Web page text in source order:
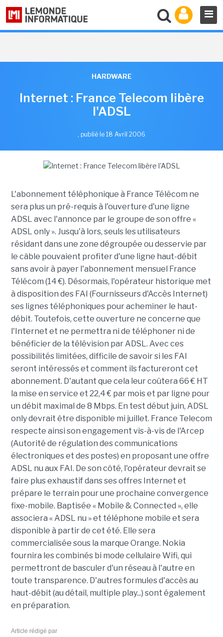
HARDWARE
Internet : France Telecom libère
l'ADSL
, publié le 18 Avril 2006
L'abonnement téléphonique à France Télécom ne
sera plus un pré-requis à l'ouverture d'une ligne
ADSL avec l'annonce par le groupe de son offre «
ADSL only ». Jusqu'à lors, seuls les utilisateurs
résidant dans une zone dégroupée ou desservie par
le câble pouvaient profiter d'une ligne haut-débit
sans avoir à payer l'abonnement mensuel France
Télécom (14 €). Désormais, l'opérateur historique met
à disposition des FAI (Fournisseurs d'Accès Internet)
ses lignes téléphoniques pour acheminer le haut-
débit. Toutefois, cette ouverture ne concerne que
l'Internet et ne permettra ni de téléphoner ni de
bénéficier de la télévision par ADSL. Avec ces
possibilités limitées, difficile de savoir si les FAI
seront intéressés et comment ils factureront cet
abonnement. D'autant que cela leur coûtera 66 € HT
la mise en service et 22,4 € par mois et par ligne pour
un débit maximal de 8 Mbps. En test début juin, ADSL
only devrait être disponible mi juillet. France Telecom
respecte ainsi son engagement vis-à-vis de l'Arcep
(Autorité de régulation des communications
électroniques et des postes) en proposant une offre
ADSL nu aux FAI. De son côté, l'opérateur devrait se
faire plus exhaustif dans ses offres Internet et
prépare le terrain pour une prochaine convergence
fixe-mobile. Baptisée « Mobile & Connected », elle
associera « ADSL nu » et téléphone mobile et sera
disponible à partir de cet été. Elle sera
commercialisée sous la marque Orange. Nokia
fournira les combinés bi mode cellulaire Wifi, qui
permettront de basculer d'un réseau à l'autre en
toute transparence. D'autres formules d'accès au
haut-débit (au détail, multiple play...) sont également
en préparation.
Article rédigé par